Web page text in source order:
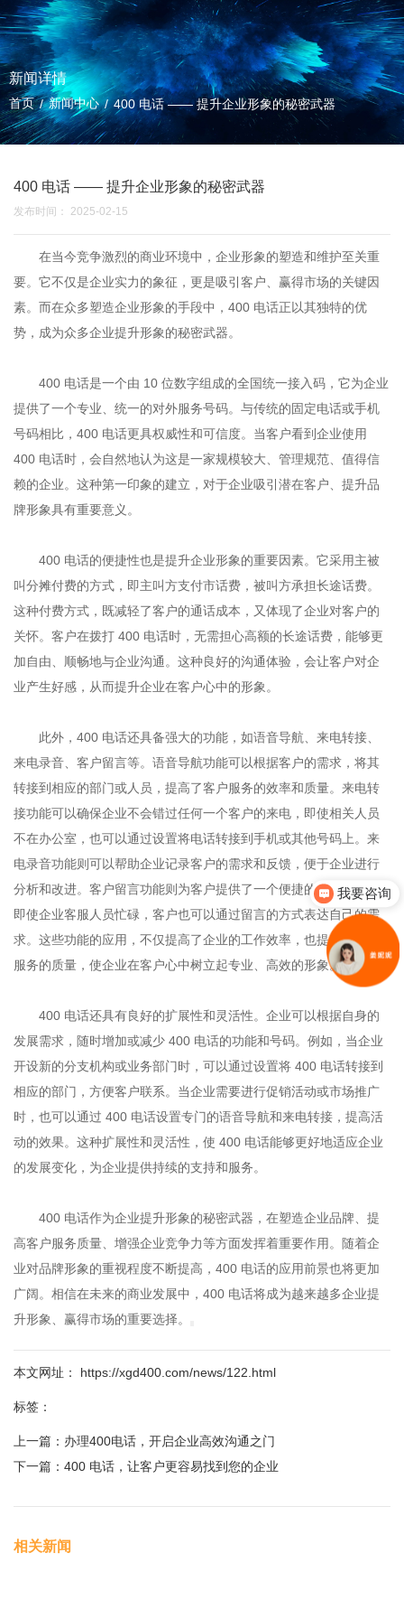
新闻详情
首页/新闻中心 /400 电话 —— 提升企业形象的秘密武器
400 电话 —— 提升企业形象的秘密武器
发布时间： 2025-02-15
在当今竞争激烈的商业环境中，企业形象的塑造和维护至关重
要。它不仅是企业实力的象征，更是吸引客户、赢得市场的关键因
素。而在众多塑造企业形象的手段中，400 电话正以其独特的优
势，成为众多企业提升形象的秘密武器。
400 电话是一个由 10 位数字组成的全国统一接入码，它为企业
提供了一个专业、统一的对外服务号码。与传统的固定电话或手机
号码相比，400 电话更具权威性和可信度。当客户看到企业使用
400 电话时，会自然地认为这是一家规模较大、管理规范、值得信
赖的企业。这种第一印象的建立，对于企业吸引潜在客户、提升品
牌形象具有重要意义。
400 电话的便捷性也是提升企业形象的重要因素。它采用主被
叫分摊付费的方式，即主叫方支付市话费，被叫方承担长途话费。
这种付费方式，既减轻了客户的通话成本，又体现了企业对客户的
关怀。客户在拨打 400 电话时，无需担心高额的长途话费，能够更
加自由、顺畅地与企业沟通。这种良好的沟通体验，会让客户对企
业产生好感，从而提升企业在客户心中的形象。
此外，400 电话还具备强大的功能，如语音导航、来电转接、
来电录音、客户留言等。语音导航功能可以根据客户的需求，将其
转接到相应的部门或人员，提高了客户服务的效率和质量。来电转
接功能可以确保企业不会错过任何一个客户的来电，即使相关人员
不在办公室，也可以通过设置将电话转接到手机或其他号码上。来
电录音功能则可以帮助企业记录客户的需求和反馈，便于企业进行
分析和改进。客户留言功能则为客户提供了一个便捷的留言渠道，
即使企业客服人员忙碌，客户也可以通过留言的方式表达自己的需
求。这些功能的应用，不仅提高了企业的工作效率，也提升了客户
服务的质量，使企业在客户心中树立起专业、高效的形象。
400 电话还具有良好的扩展性和灵活性。企业可以根据自身的
发展需求，随时增加或减少 400 电话的功能和号码。例如，当企业
开设新的分支机构或业务部门时，可以通过设置将 400 电话转接到
相应的部门，方便客户联系。当企业需要进行促销活动或市场推广
时，也可以通过 400 电话设置专门的语音导航和来电转接，提高活
动的效果。这种扩展性和灵活性，使 400 电话能够更好地适应企业
的发展变化，为企业提供持续的支持和服务。
400 电话作为企业提升形象的秘密武器，在塑造企业品牌、提
高客户服务质量、增强企业竞争力等方面发挥着重要作用。随着企
业对品牌形象的重视程度不断提高，400 电话的应用前景也将更加
广阔。相信在未来的商业发展中，400 电话将成为越来越多企业提
升形象、赢得市场的重要选择。
本文网址： https://xgd400.com/news/122.html
标签：
上一篇： 办理400电话，开启企业高效沟通之门
下一篇： 400 电话，让客户更容易找到您的企业
相关新闻
我要咨询